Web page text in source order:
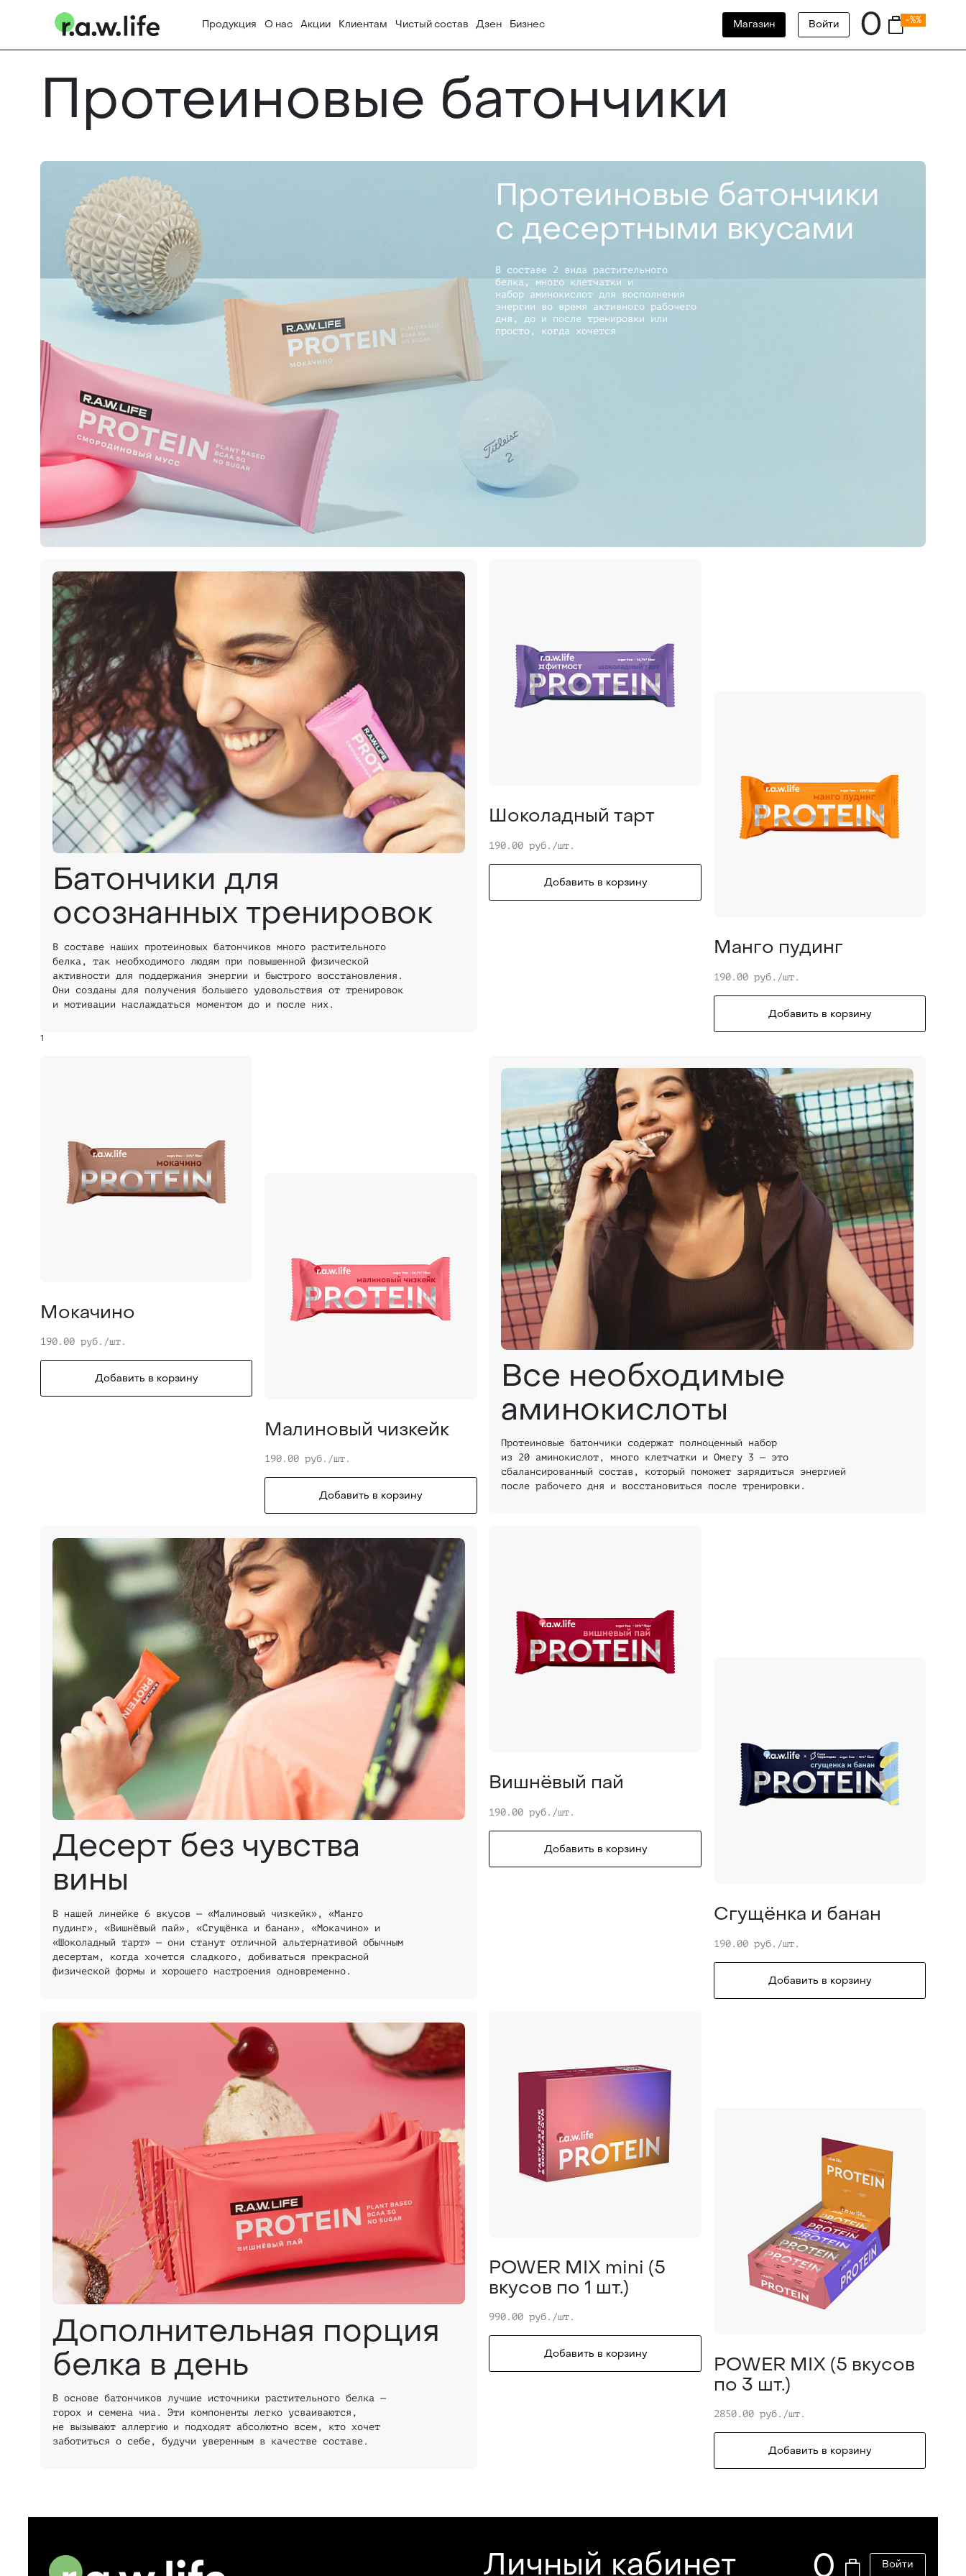
Продукция О нас Акции Клиентам Чистый состав Дзен Бизнес Магазин Войти 0 -%%
Протеиновые батончики
Протеиновые батончики
с десертными вкусами
В составе 2 вида растительного
белка, много клетчатки и
набор аминокислот для восполнения
энергии во время активного рабочего
дня, до и после тренировки или
просто, когда хочется
Батончики для
осознанных тренировок
В составе наших протеиновых батончиков много растительного
белка, так необходимого людям при повышенной физической
активности для поддержания энергии и быстрого восстановления.
Они созданы для получения большего удовольствия от тренировок
и мотивации наслаждаться моментом до и после них.
Шоколадный тарт
190.00 руб./шт.
Добавить в корзину
Манго пудинг
190.00 руб./шт.
Добавить в корзину
1
Мокачино
190.00 руб./шт.
Добавить в корзину
Малиновый чизкейк
190.00 руб./шт.
Добавить в корзину
Все необходимые
аминокислоты
Протеиновые батончики содержат полноценный набор
из 20 аминокислот, много клетчатки и Омегу 3 — это
сбалансированный состав, который поможет зарядиться энергией
после рабочего дня и восстановиться после тренировки.
Десерт без чувства
вины
В нашей линейке 6 вкусов — «Малиновый чизкейк», «Манго
пудинг», «Вишнёвый пай», «Сгущёнка и банан», «Мокачино» и
«Шоколадный тарт» — они станут отличной альтернативой обычным
десертам, когда хочется сладкого, добиваться прекрасной
физической формы и хорошего настроения одновременно.
Вишнёвый пай
190.00 руб./шт.
Добавить в корзину
Сгущёнка и банан
190.00 руб./шт.
Добавить в корзину
Дополнительная порция
белка в день
В основе батончиков лучшие источники растительного белка —
горох и семена чиа. Эти компоненты легко усваиваются,
не вызывают аллергию и подходят абсолютно всем, кто хочет
заботиться о себе, будучи уверенным в качестве составе.
POWER MIX mini (5
вкусов по 1 шт.)
990.00 руб./шт.
Добавить в корзину
POWER MIX (5 вкусов
по 3 шт.)
2850.00 руб./шт.
Добавить в корзину
Личный кабинет 0 Войти